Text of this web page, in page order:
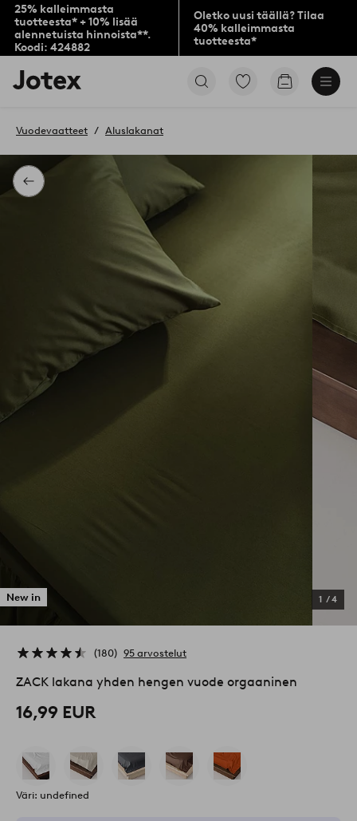
25% kalleimmasta
tuotteesta* + 10% lisää
alennetuista hinnoista**.
Koodi: 424882
Oletko uusi täällä? Tilaa
40% kalleimmasta
tuotteesta*
Jotex-
logo
aloitussivulle
Siirry
Siirry
Takaisin
Vuodevaatteet Aluslakanat
New in 1 /4
180 95 arvostelut
ZACK lakana yhden hengen vuode orgaaninen
16,99 EUR
Väri: undefined